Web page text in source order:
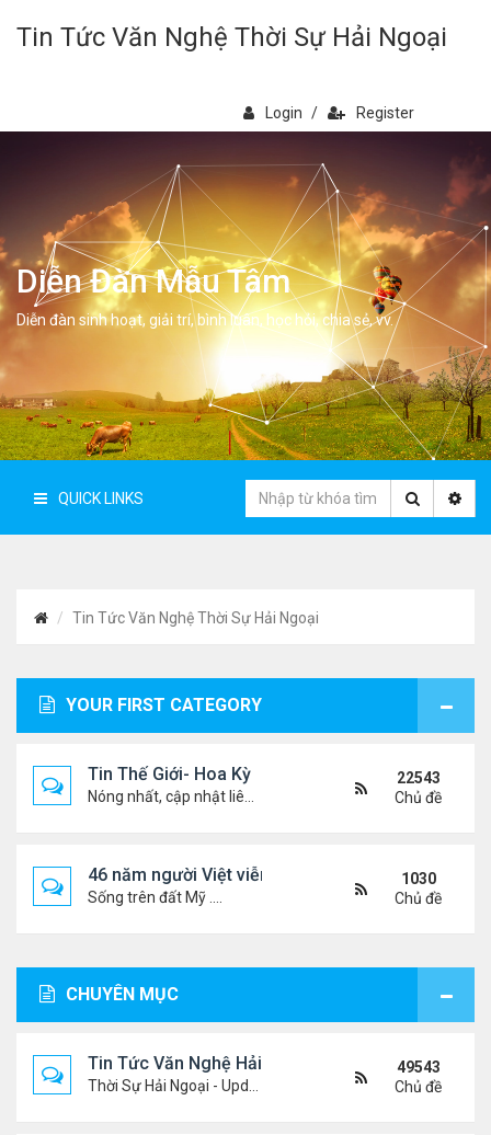
Tin Tức Văn Nghệ Thời Sự Hải Ngoại
Login / Register
Diễn Đàn Mẫu Tâm
Diễn đàn sinh hoạt, giải trí, bình luân, học hỏi, chia sẻ, vv.
QUICK LINKS
Tin Tức Văn Nghệ Thời Sự Hải Ngoại
YOUR FIRST CATEGORY
Tin Thế Giới- Hoa Kỳ
22543
Chủ đề
46 năm người Việt viễn xứ
Sống trên đất Mỹ ....
1030
Chủ đề
CHUYÊN MỤC
Tin Tức Văn Nghệ Hải Ngoại
49543
Chủ đề